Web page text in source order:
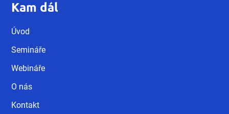
Kam dál
Úvod
Semináře
Webináře
O nás
Kontakt